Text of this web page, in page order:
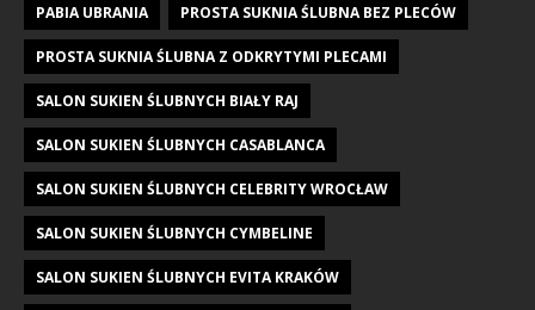
PABIA UBRANIA PROSTA SUKNIA ŚLUBNA BEZ PLECÓW
PROSTA SUKNIA ŚLUBNA Z ODKRYTYMI PLECAMI
SALON SUKIEN ŚLUBNYCH BIAŁY RAJ
SALON SUKIEN ŚLUBNYCH CASABLANCA
SALON SUKIEN ŚLUBNYCH CELEBRITY WROCŁAW
SALON SUKIEN ŚLUBNYCH CYMBELINE
SALON SUKIEN ŚLUBNYCH EVITA KRAKÓW